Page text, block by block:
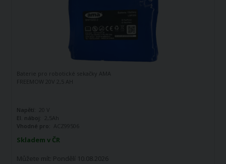
Skladem v ČR
Můžete mít: Pondělí 10.08.2026
Baterie pro robotické sekačky AMA
FREEMOW 20V 2,5 AH
Napětí:
El. náboj:
2,5Ah
Vhodné pro: ACZ99506